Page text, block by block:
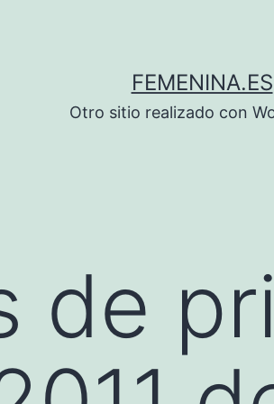
FEMENINA.ES
Otro sitio realizado con
de